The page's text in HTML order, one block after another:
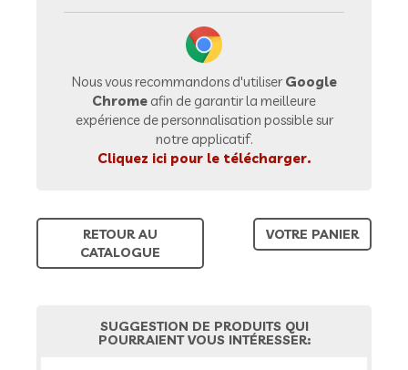
Nous vous recommandons d'utiliserGoogle
Chrome afin de garantir la meilleure
expérience de personnalisation possible sur
notre applicatif.
Cliquez ici pour le télécharger.
RETOUR AU
CATALOGUE
VOTRE PANIER
SUGGESTION DE PRODUITS QUI
POURRAIENT VOUS INTÉRESSER: